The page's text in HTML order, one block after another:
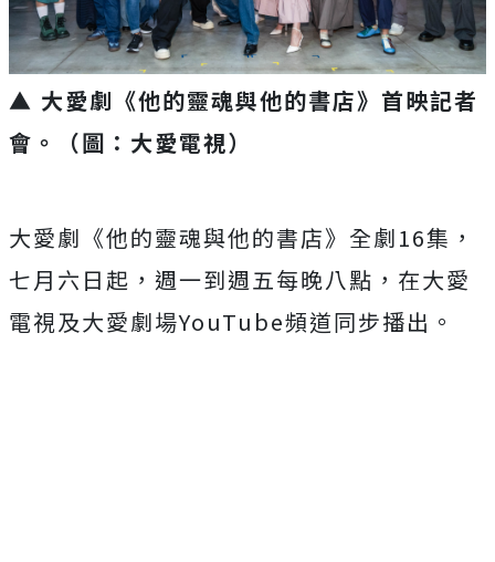
▲ 大愛劇《他的靈魂與他的書店》首映記者
會。（圖：大愛電視）
大愛劇《他的靈魂與他的書店》全劇16集，
七月六日起，週一到週五每晚八點，在大愛
電視及大愛劇場YouTube頻道同步播出。